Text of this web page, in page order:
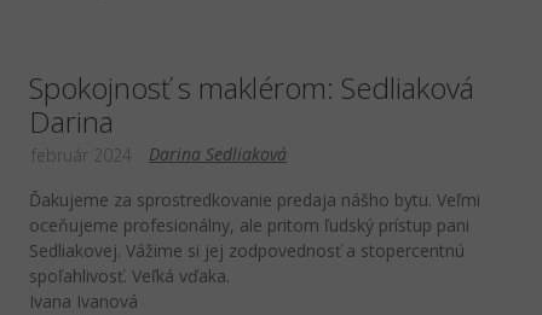
Spokojnosť s maklérom: Sedliaková
Darina
Darina Sedliaková
február 2024
Ďakujeme za sprostredkovanie predaja nášho bytu. Veľmi
oceňujeme profesionálny, ale pritom ľudský prístup pani
Sedliakovej. Vážime si jej zodpovednosť a stopercentnú
spoľahlivosť. Veľká vďaka.
Ivana Ivanová